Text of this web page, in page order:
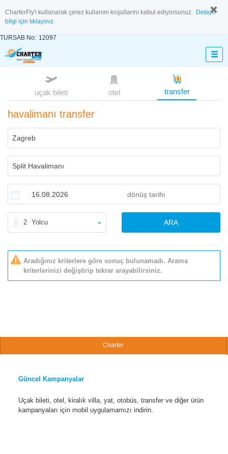
CharterFly'i kullanarak çerez kullanım koşullarını kabul ediyorsunuz. Detaylı
bilgi için tıklayınız.
TURSAB No: 12097
uçak bileti otel transfer
havalimanı transfer
2 Yolcu ARA
Aradığınız kriterlere göre sonuç bulunamadı. Arama
kriterlerinizi değiştirip tekrar arayabilirsiniz.
Charter
Güncel Kampanyalar
Uçak bileti, otel, kiralık villa, yat, otobüs, transfer ve diğer ürün
kampanyaları için mobil uygulamamızı indirin.